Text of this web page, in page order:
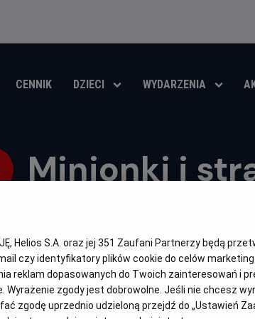
CENNIK DZIECI WYDARZENIA
Minionki i
FAMILIJNY
Helios S.A. oraz jej 351 Zaufani Partnerzy będą
czy identyfikatory plików cookie do celów
reklam dopasowanych do Twoich zainteresowań i
Wyrażenie zgody jest dobrowolne. Jeśli nie chcesz
zgodę uprzednio udzieloną przejdź do „Ustawień